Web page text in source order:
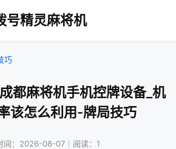
号精灵麻将机
巧
都麻将机手机控牌设备_机
该怎么利用-牌局技巧
间：2026-08-07｜阅读：1